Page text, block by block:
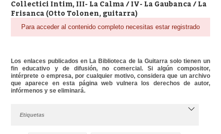
Área personal Reproductor
Collectici Intim, III- La Calma / IV- La Gaubanca / La
Frisanca (Otto Tolonen, guitarra)
Para acceder al contenido completo necesitas estar registrado
Los enlaces publicados en La Biblioteca de la Guitarra solo tienen un
fin educativo y de difusión, no comercial. Si algún compositor,
intérprete o empresa, por cualquier motivo, considera que un archivo
que aparece en esta página web vulnera los derechos de autor,
infórmenos y se eliminará.
Etiquetas